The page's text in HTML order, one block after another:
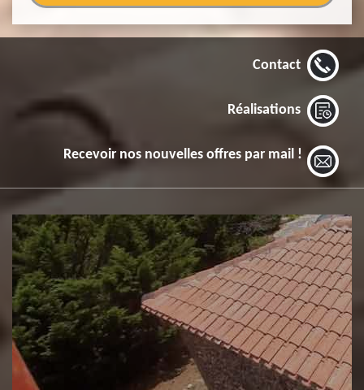
Contact
Réalisations
Recevoir nos nouvelles offres par mail !